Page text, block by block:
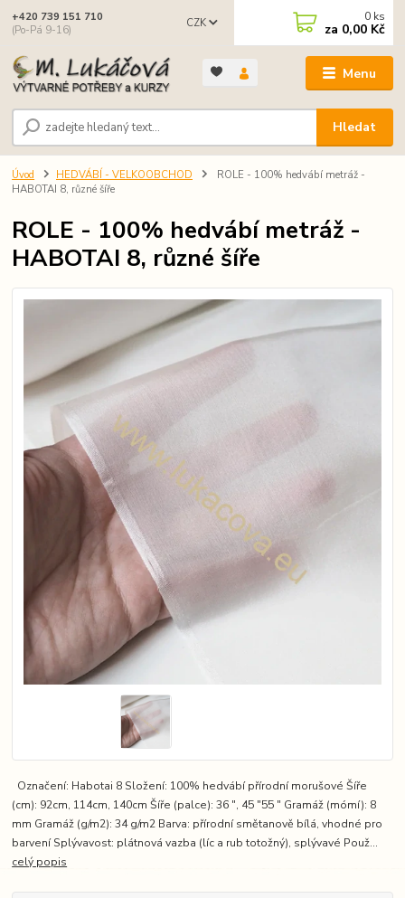
Menu
CZK
Hledat
+420 739 151 710
(Po-Pá 9-16)
0 ks
za 0,00 Kč
Úvod HEDVÁBÍ - VELKOOBCHOD
ROLE - 100% hedvábí metráž -
HABOTAI 8, různé šíře
ROLE - 100% hedvábí metráž -
HABOTAI 8, různé šíře
Označení: Habotai 8 Složení: 100% hedvábí přírodní morušové Šíře
(cm): 92cm, 114cm, 140cm Šíře (palce): 36 ″, 45 ″55 ″ Gramáž (mómí): 8
mm Gramáž (g/m2): 34 g/m2 Barva: přírodní smětanově bílá, vhodné pro
barvení Splývavost: plátnová vazba (líc a rub totožný), splývavé Použ...
celý popis